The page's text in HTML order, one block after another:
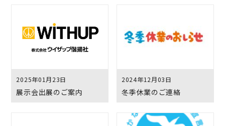
2025年01月23日
展示会出展のご案内
2024年12月03日
冬季休業のご連絡